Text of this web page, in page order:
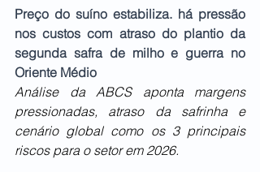
Preço do suíno estabiliza. há pressão
nos custos com atraso do plantio da
segunda safra de milho e guerra no
Oriente Médio
Análise da ABCS aponta margens
pressionadas, atraso da safrinha e
cenário global como os 3 principais
riscos para o setor em 2026.